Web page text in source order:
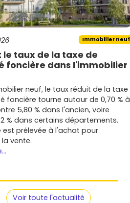
Immobilier neuf
le taux de la taxe de
foncière dans l'immobilier
neuf, le taux réduit de la taxe
foncière tourne autour de 0,70 % à
5,80 % dans l'ancien, voire
% dans certains départements.
est prélevée à l'achat pour
vente.
Voir toute l'actualité